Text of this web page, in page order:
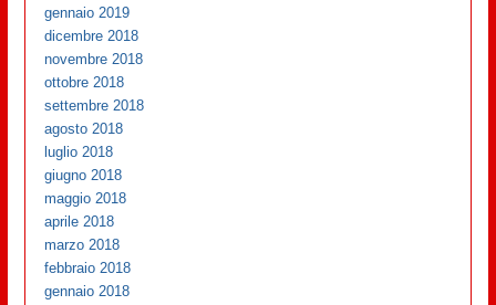
gennaio 2019
dicembre 2018
novembre 2018
ottobre 2018
settembre 2018
agosto 2018
luglio 2018
giugno 2018
maggio 2018
aprile 2018
marzo 2018
febbraio 2018
gennaio 2018